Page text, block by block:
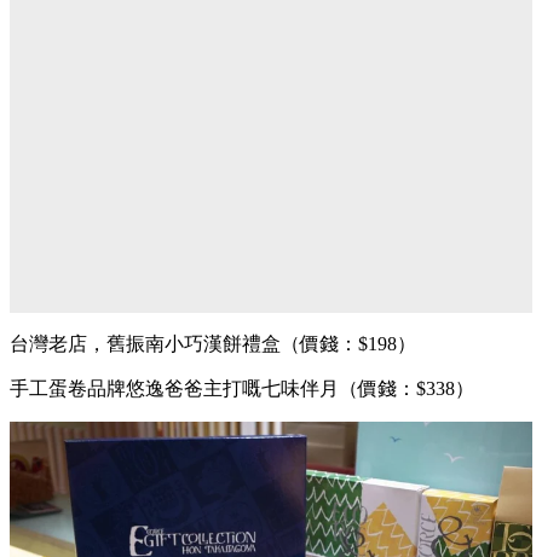
台灣老店，舊振南小巧漢餅禮盒（價錢：$198）
手工蛋卷品牌悠逸爸爸主打嘅七味伴月（價錢：$338）